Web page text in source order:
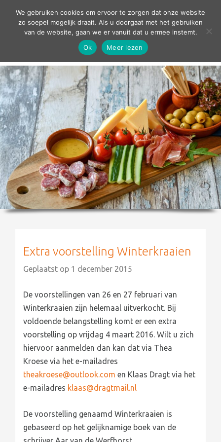
contact
home
agenda
theater
sport
grand café
zakelijk
over ons
Extra voorstelling Winterkraaien
Geplaatst op 1 december 2015
De voorstellingen van 26 en 27 februari van
Winterkraaien zijn helemaal uitverkocht. Bij
voldoende belangstelling komt er een extra
voorstelling op vrijdag 4 maart 2016. Wilt u zich
hiervoor aanmelden dan kan dat via Thea
Kroese via het e-mailadres
theakroese@outlook.com en Klaas Dragt via het
e-mailadres klaas@dragtmail.nl
De voorstelling genaamd Winterkraaien is
gebaseerd op het gelijknamige boek van de
We gebruiken cookies om ervoor te zorgen dat onze website
zo soepel mogelijk draait. Als u doorgaat met het gebruiken
van de website, gaan we er vanuit dat u ermee instemt.
Ok
Meer lezen